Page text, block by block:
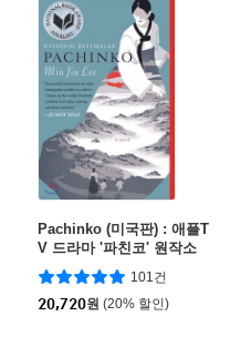
Pachinko (미국판) : 애플T
V 드라마 '파친코' 원작소
설
101건
20,720원 (20% 할인)